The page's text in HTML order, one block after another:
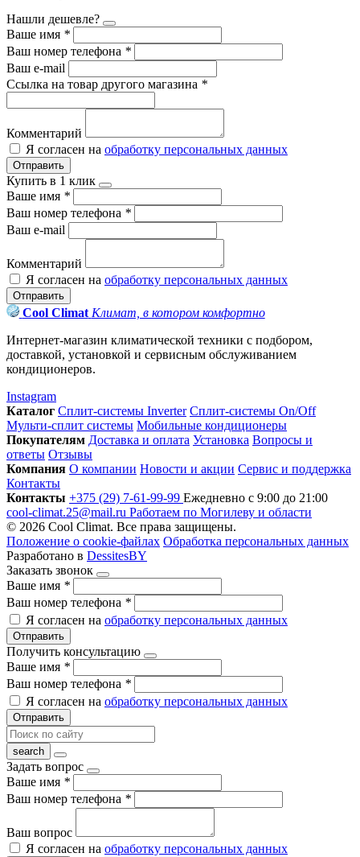
Нашли дешевле?
Ваше имя *
Ваш номер телефона *
Ваш e-mail
Ссылка на товар другого магазина *
Комментарий
Я согласен на обработку персональных данных
Отправить
Купить в 1 клик
Ваше имя *
Ваш номер телефона *
Ваш e-mail
Комментарий
Я согласен на обработку персональных данных
Отправить
Cool Climat Климат, в котором комфортно
Интернет-магазин климатической техники с подбором,
доставкой, установкой и сервисным обслуживанием
кондиционеров.
Instagram
Каталог Сплит-системы Inverter Сплит-системы On/Off
Мульти-сплит системы Мобильные кондиционеры
Покупателям Доставка и оплата Установка Вопросы и
ответы Отзывы
Компания О компании Новости и акции Сервис и поддержка
Контакты
Контакты +375 (29) 7-61-99-99 Ежедневно с 9:00 до 21:00
cool-climat.25@mail.ru Работаем по Могилеву и области
© 2026 Cool Climat. Все права защищены.
Положение о cookie-файлах Обработка персональных данных
Разработано в DessitesBY
Заказать звонок
Ваше имя *
Ваш номер телефона *
Я согласен на обработку персональных данных
Отправить
Получить консультацию
Ваше имя *
Ваш номер телефона *
Я согласен на обработку персональных данных
Отправить
Задать вопрос
Ваше имя *
Ваш номер телефона *
Ваш вопрос
Я согласен на обработку персональных данных